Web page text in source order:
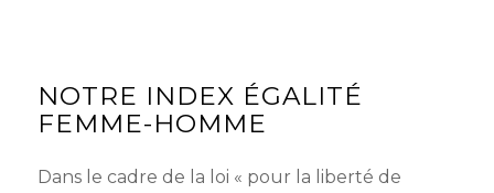
NOTRE INDEX ÉGALITÉ
FEMME-HOMME
Dans le cadre de la loi « pour la liberté de